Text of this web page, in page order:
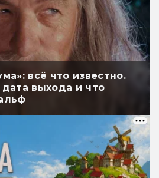
всё что известно.
выхода и что